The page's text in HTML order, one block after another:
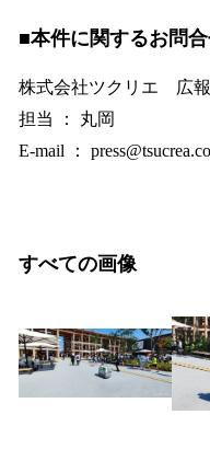
■本件に関するお問
株式会社ツクリエ 広報
担当 ： 丸岡
E-mail ：
すべての画像